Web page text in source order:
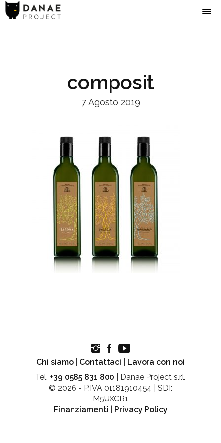
composit
7 Agosto 2019
Chi siamo Contattaci
Lavora con noi
Tel. +39 0585 831 800 | Danae Project s.r.l.
© 2026 - P.IVA 01181910454 | SDI:
M5UXCR1
Finanziamenti
Privacy Policy